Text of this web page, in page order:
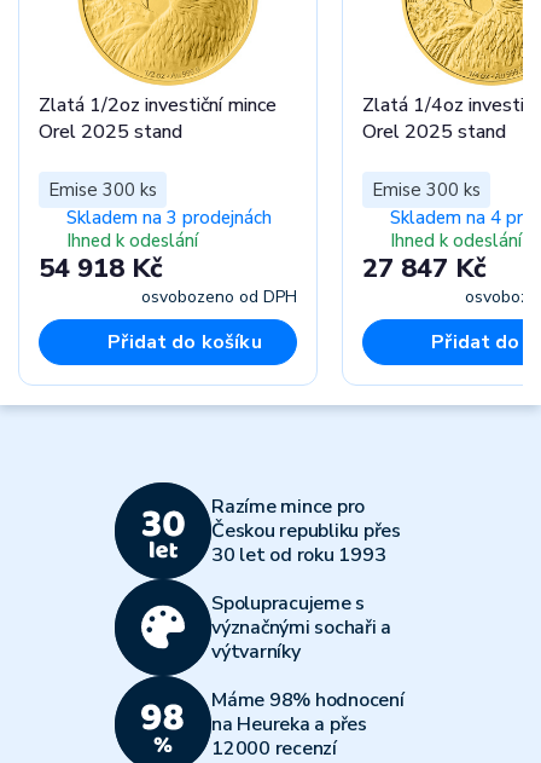
Zlatá 1/2oz investiční mince
Orel 2025 stand
Emise 300 ks
Skladem na 3 prodejnách
Ihned k odeslání
54 918 Kč
osvobozeno od DPH
Přidat do košíku
Zlatá 1/4oz
Orel 2025 stand
Emise 300 ks
Skladem na 4
Ihned k odeslání
27 847 Kč
Přidat do
Razíme mince pro
Českou republiku přes
30 let od roku 1993
Spolupracujeme s
význačnými sochaři a
výtvarníky
Máme 98% hodnocení
na Heureka a přes
12000 recenzí